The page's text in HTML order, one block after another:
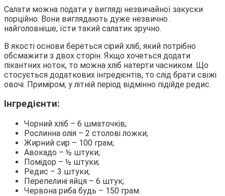
Салати можна подати у вигляді незвичайної закуски
порційно. Вони виглядають дуже незвично .
найголовніше, їсти такий салатик зручно.
В якості основи береться сірий хліб, який потрібно
обсмажити з двох сторін. Якщо хочеться додати
пікантних ноток, то можна хліб натерти часником. Що
стосується додаткових інгредієнтів, то слід брати свіжі
овочі. Приміром, у літній період відмінно підійде редис.
Інгредієнти:
Чорний хліб – 6 шматочків;
Рослинна олія – 2 столові ложки;
Жирний сир – 100 грам;
Авокадо – ½ штуки;
Помідор – ½ штуки;
Редис – 3 штуки;
Перепелині яйця – 6 штук;
Червона риба будь – 150 грам.